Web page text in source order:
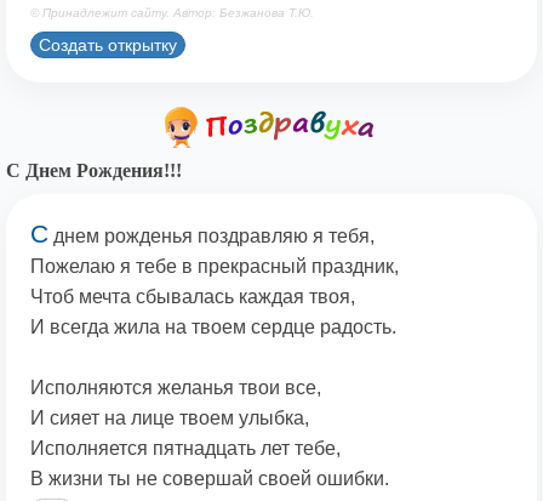
© Принадлежит сайту. Автор: Безжанова Т.Ю.
Создать открытку
С Днем Рождения!!!
С днем рожденья поздравляю я тебя,
Пожелаю я тебе в прекрасный праздник,
Чтоб мечта сбывалась каждая твоя,
И всегда жила на твоем сердце радость.
Исполняются желанья твои все,
И сияет на лице твоем улыбка,
Исполняется пятнадцать лет тебе,
В жизни ты не совершай своей ошибки.